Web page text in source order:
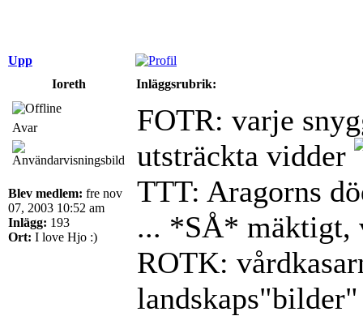
Upp
Ioreth
Inläggsrubrik:
Avar
Blev medlem: fre nov
07, 2003 10:52 am
Inlägg: 193
Ort: I love Hjo :)
FOTR: varje
utsträckta vidder
TTT: Aragorns
... *SÅ* mäktigt,
ROTK: